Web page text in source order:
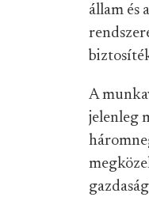
állam és
A
jelenleg